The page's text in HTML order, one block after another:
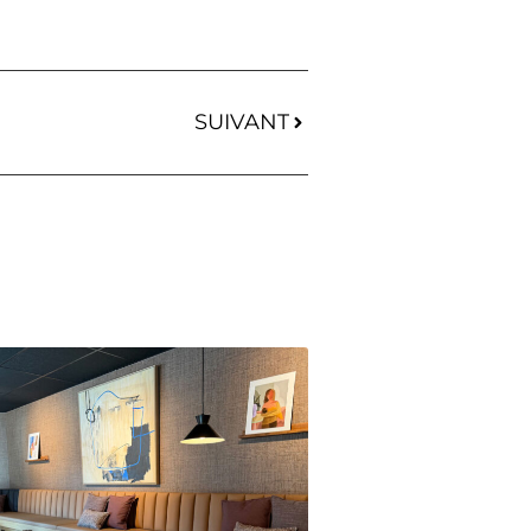
SUIVANT